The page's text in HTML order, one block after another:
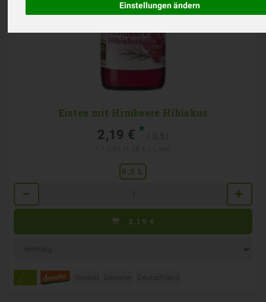
Einstellungen ändern
Eistee mit Himbeere Hibiskus
2,19 € * / 0,5 l
0,5 L
2,19 €
Voelkel Demeter